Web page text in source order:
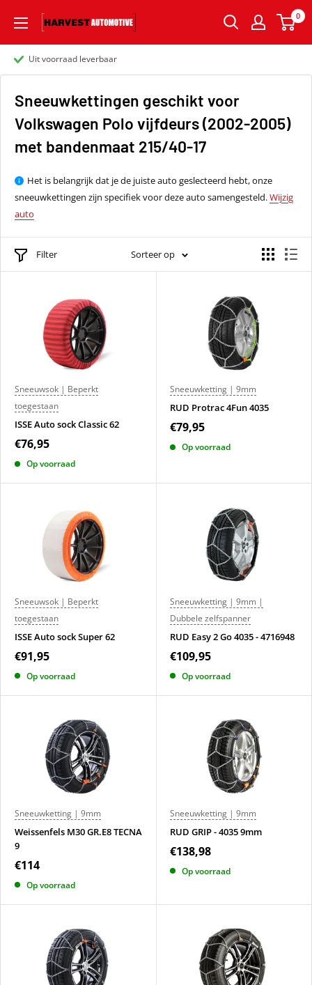
0
Uit voorraad leverbaar
Sneeuwkettingen geschikt voor
Volkswagen Polo vijfdeurs (2002-2005)
met bandenmaat 215/40-17
Het is belangrijk dat je de juiste auto geslecteerd hebt, onze
sneeuwkettingen zijn specifiek voor deze auto samengesteld.Wijzig
auto
Filter Sorteer op
Sneeuwsok | Beperkt
toegestaan
ISSE Auto sock Classic 62
€76,95
Op voorraad
Sneeuwketting | 9mm
RUD Protrac 4Fun 4035
€79,95
Op voorraad
Sneeuwsok | Beperkt
toegestaan
ISSE Auto sock Super 62
€91,95
Op voorraad
Sneeuwketting | 9mm |
Dubbele zelfspanner
RUD Easy 2 Go 4035 - 4716948
€109,95
Op voorraad
Sneeuwketting | 9mm
Weissenfels M30 GR.E8 TECNA
9
€114
Op voorraad
Sneeuwketting | 9mm
RUD GRIP - 4035 9mm
€138,98
Op voorraad